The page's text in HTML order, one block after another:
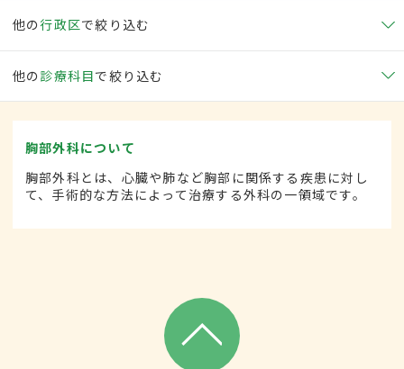
他の行政区で絞り込む
他の 診療科目で絞り込む
胸部外科について
胸部外科とは、心臓や肺など胸部に関係する疾患に対し
て、手術的な方法によって治療する外科の一領域です。